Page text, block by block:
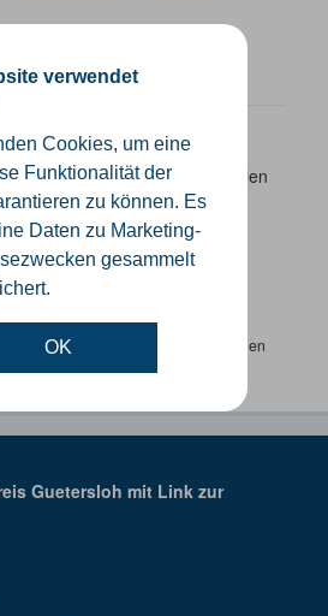
verwendet
Cookies, um eine
Funktionalität der
zu können. Es
Daten zu Marketing-
gesammelt
OK
eine Darstellung der Schulen
zu Schulform,
und Schulträger.
Wenden Sie sich bitte an einen
guetersloh.de